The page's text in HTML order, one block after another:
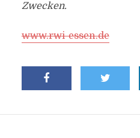
Zwecken.
www.rwi-essen.de